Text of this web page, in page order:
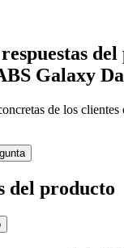
Galaxy
de los
del producto